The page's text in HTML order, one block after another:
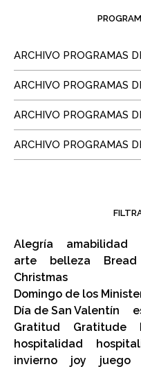
ARCHIVO PROGRAMAS
ARCHIVO PROGRAMAS
ARCHIVO PROGRAMAS
ARCHIVO PROGRAMAS
Alegría amabilidad
arte
belleza Bread
Christmas
Domingo de los
Día de San Valentín
Gratitud
Gratitude
hospitalidad
invierno
joy juego